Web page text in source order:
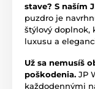
stave? S naším
puzdro je
štýlový doplnok,
luxusu a
Už sa nemusíš
poškodenia. JP
každodennými